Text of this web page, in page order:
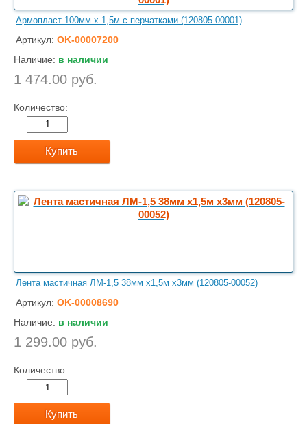
Армопласт 100мм х 1,5м с перчатками (120805-00001)
Артикул: OK-00007200
Наличие: в наличии
1 474.00 руб.
Количество:
Купить
Лента мастичная ЛМ-1,5 38мм х1,5м х3мм (120805-00052)
Артикул: OK-00008690
Наличие: в наличии
1 299.00 руб.
Количество:
Купить